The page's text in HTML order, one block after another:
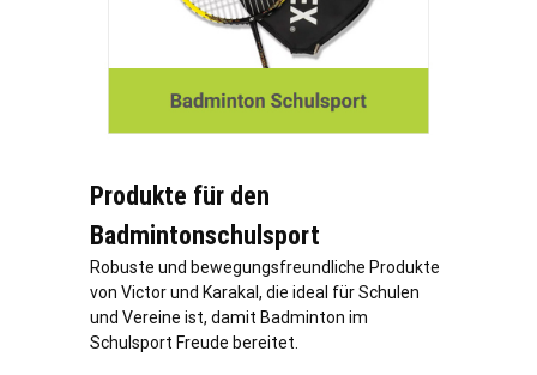
Produkte für den
Badmintonschulsport
Robuste und bewegungsfreundliche Produkte
von Victor und Karakal, die ideal für Schulen
und Vereine ist, damit Badminton im
Schulsport Freude bereitet.